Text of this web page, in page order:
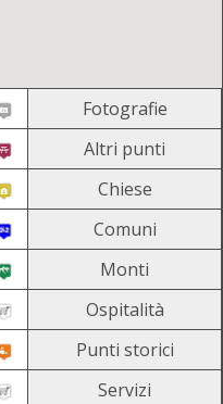
Fotografie
Altri punti
Chiese
Comuni
Monti
Ospitalità
Punti storici
Servizi